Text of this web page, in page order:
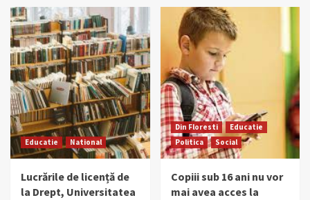
Educatie National
Lucrările de licență de
la Drept, Universitatea
Din Floresti
Educatie
Politica
Social
Copiii sub 16 ani nu vor
mai avea acces la